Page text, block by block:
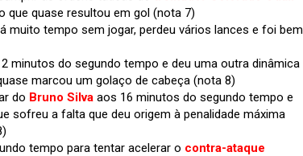
que quase resultou em gol (nota 7)
tempo sem jogar, perdeu vários lances e foi bem
minutos do segundo tempo e deu uma outra dinâmica
marcou um golaço de cabeça (nota 8)
do Bruno Silva aos 16 minutos do segundo tempo e
sofreu a falta que deu origem à penalidade máxima
tempo para tentar acelerar o contra-ataque